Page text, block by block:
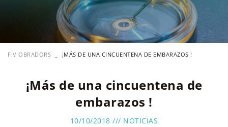
FIV OBRADORS ¡MÁS DE UNA CINCUENTENA DE EMBARAZOS !
¡Más de una cincuentena de
embarazos !
10/10/2018 /// NOTICIAS